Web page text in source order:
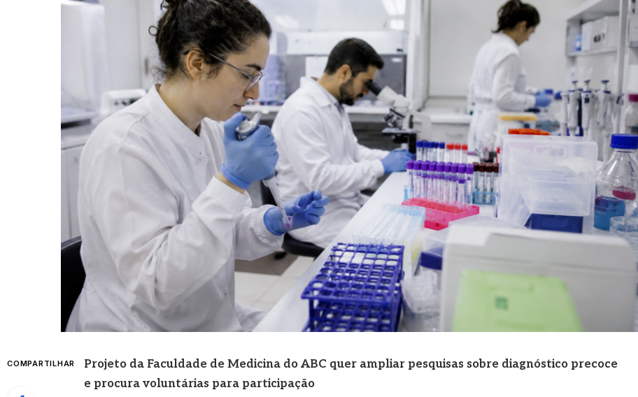
COMPARTILHAR
Projeto da Faculdade de Medicina do ABC quer ampliar pesquisas sobre diagnóstico precoce
e procura voluntárias para participação